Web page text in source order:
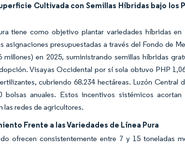
Cultivada con Semillas Híbridas bajo
tiene como objetivo plantar variedades híbridas
asignaciones presupuestadas a través del Fondo de
millones) en 2025, suministrando semillas híbridas
Visayas Occidental por sí sola obtuvo PHP
cubriendo 68.234 hectáreas. Luzón Central
bolsas anuales. Estos incentivos sistémicos
redes de agricultores.
Frente a las Variedades de Línea Pura
ofrecen consistentemente entre 7 y 15 toneladas